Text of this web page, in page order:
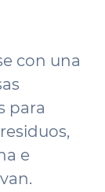
con una
para
e